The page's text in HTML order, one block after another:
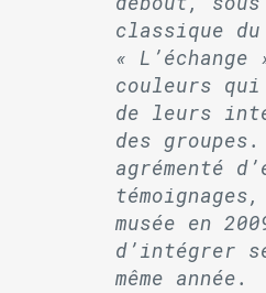
classique
« L’échange
couleurs qui
de leurs
des groupes.
agrémenté
musée en
d’intégrer
même année.